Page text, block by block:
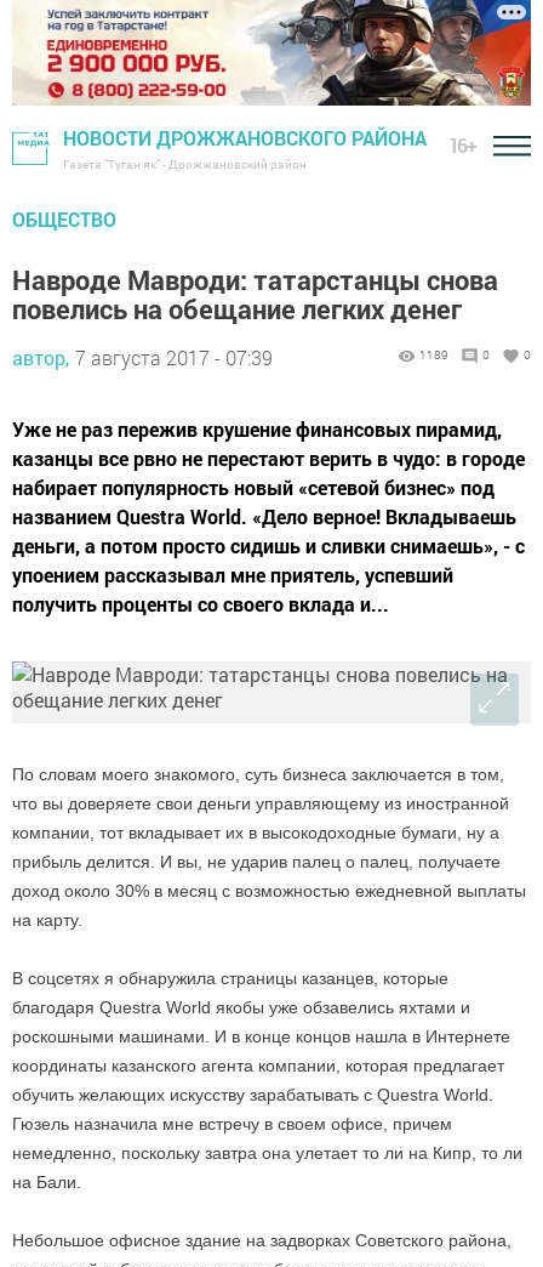
НОВОСТИ ДРОЖЖАНОВСКОГО РАЙОНА
Газета "Туган як" - Дрожжановский район
16+
ОБЩЕСТВО
Навроде Мавроди: татарстанцы снова
повелись на обещание легких денег
автор, 7 августа 2017 - 07:39 1189 0 0
Уже не раз пережив крушение финансовых пирамид,
казанцы все рвно не перестают верить в чудо: в городе
набирает популярность новый «сетевой бизнес» под
названием Questra World. «Дело верное! Вкладываешь
деньги, а потом просто сидишь и сливки снимаешь», - с
упоением рассказывал мне приятель, успевший
получить проценты со своего вклада и...
По словам моего знакомого, суть бизнеса заключается в том,
что вы доверяете свои деньги управляющему из иностранной
компании, тот вкладывает их в высокодоходные бумаги, ну а
прибыль делится. И вы, не ударив палец о палец, получаете
доход около 30% в месяц с возможностью ежедневной выплаты
на карту.
В соцсетях я обнаружила страницы казанцев, которые
благодаря Questra World якобы уже обзавелись яхтами и
роскошными машинами. И в конце концов нашла в Интернете
координаты казанского агента компании, которая предлагает
обучить желающих искусству зарабатывать с Questra World.
Гюзель назначила мне встречу в своем офисе, причем
немедленно, поскольку завтра она улетает то ли на Кипр, то ли
на Бали.
Небольшое офисное здание на задворках Советского района,